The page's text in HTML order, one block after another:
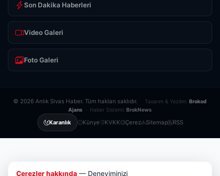
Son Dakika Haberleri
Video Galeri
Foto Galeri
© 2026 Anlık Sivas Haber. Tüm hakları saklıdır. Tasarım & Yazılım: Brokod
Ajans · Haber Sistemi: BrokNews
Karanlık Künye KVKK Çerez Sitemap RSS
Çerezler hakkında — Deneyiminizi